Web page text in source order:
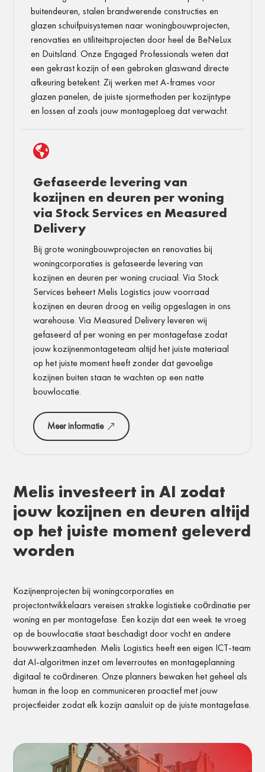
buitendeuren, stalen brandwerende constructies en
glazen schuifpuisystemen naar woningbouwprojecten,
renovaties en utiliteitsprojecten door heel de BeNeLux
en Duitsland. Onze Engaged Professionals weten dat
een gekrast kozijn of een gebroken glaswand directe
afkeuring betekent. Zij werken met A-frames voor
glazen panelen, de juiste sjormethoden per kozijntype
en lossen af zoals jouw montageploeg dat verwacht.

Gefaseerde levering van
kozijnen en deuren per woning
via Stock Services en Measured
Delivery
Bij grote woningbouwprojecten en renovaties bij
woningcorporaties is gefaseerde levering van
kozijnen en deuren per woning cruciaal. Via Stock
Services beheert Melis Logistics jouw voorraad
kozijnen en deuren droog en veilig opgeslagen in ons
warehouse. Via Measured Delivery leveren wij
gefaseerd af per woning en per montagefase zodat
jouw kozijnenmontageteam altijd het juiste materiaal
op het juiste moment heeft zonder dat gevoelige
kozijnen buiten staan te wachten op een natte
bouwlocatie.
Meer informatie
Melis investeert in AI zodat
jouw kozijnen en deuren altijd
op het juiste moment geleverd
worden
Kozijnenprojecten bij woningcorporaties en
projectontwikkelaars vereisen strakke logistieke coördinatie per
woning en per montagefase. Een kozijn dat een week te vroeg
op de bouwlocatie staat beschadigt door vocht en andere
bouwwerkzaamheden. Melis Logistics heeft een eigen ICT-team
dat AI-algoritmen inzet om leverroutes en montageplanning
digitaal te coördineren. Onze planners bewaken het geheel als
human in the loop en communiceren proactief met jouw
projectleider zodat elk kozijn aansluit op de juiste montagefase.